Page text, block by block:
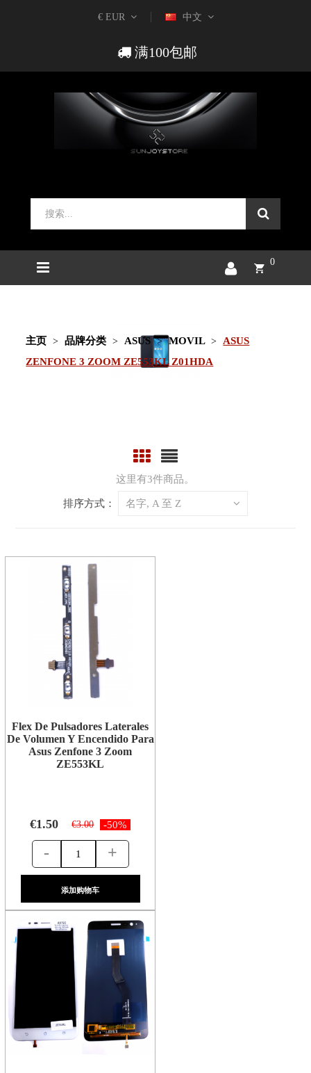
€ EUR 中文
满100包邮
0
主页 品牌分类 ASUS MOVIL
ASUS
ZENFONE 3 ZOOM ZE553KL Z01HDA
这里有3件商品。
排序方式： 名字, A 至 Z
Flex De Pulsadores Laterales
De Volumen Y Encendido Para
Asus Zenfone 3 Zoom
ZE553KL
€1.50 €3.00 -50%
- +
添加购物车